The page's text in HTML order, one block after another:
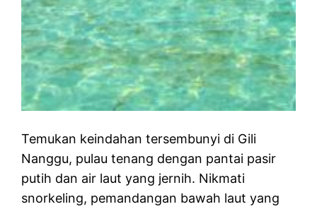
Temukan keindahan tersembunyi di Gili
Nanggu, pulau tenang dengan pantai pasir
putih dan air laut yang jernih. Nikmati
snorkeling, pemandangan bawah laut yang